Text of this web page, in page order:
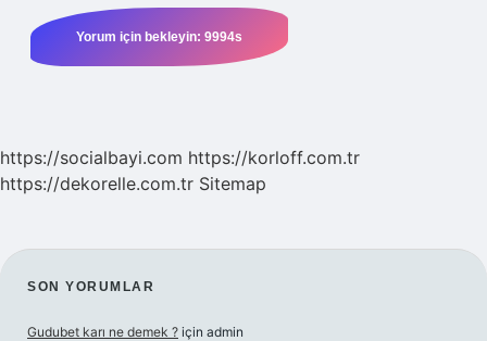
https://socialbayi.com https://korloff.com.tr
https://dekorelle.com.tr Sitemap
SIDEBAR
SON YORUMLAR
Gudubet karı ne demek ? için admin